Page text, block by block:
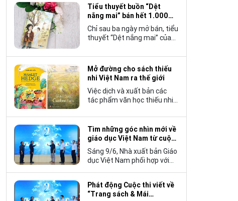
Tiểu thuyết buồn “Dệt
nắng mai” bán hết 1.000
bản trong 3 ngày
Chỉ sau ba ngày mở bán, tiểu
thuyết “Dệt nắng mai” của
nên một hiện tượng đáng
chú ý trong làng văn chương
trẻ khi cán mốc 1.000 bản
tiêu thụ.
Mở đường cho sách thiếu
nhi Việt Nam ra thế giới
Việc dịch và xuất bản các
tác phẩm văn học thiếu nhi
không chỉ mở rộng cơ hội
tiếp cận cho độc giả quốc tế,
mà còn góp phần đưa những
câu chuyện mang đậm bản
sắc văn hóa Việt Nam bước
ra thế giới.
Tìm những góc nhìn mới về
giáo dục Việt Nam từ cuộc
thi viết “Trang sách và Mái
trường”
Sáng 9/6, Nhà xuất bản Giáo
dục Việt Nam phối hợp với
viết về “Trang sách và Mái
trường”, hướng tới kỷ niệm
Phát động Cuộc thi viết về
“Trang sách & Mái